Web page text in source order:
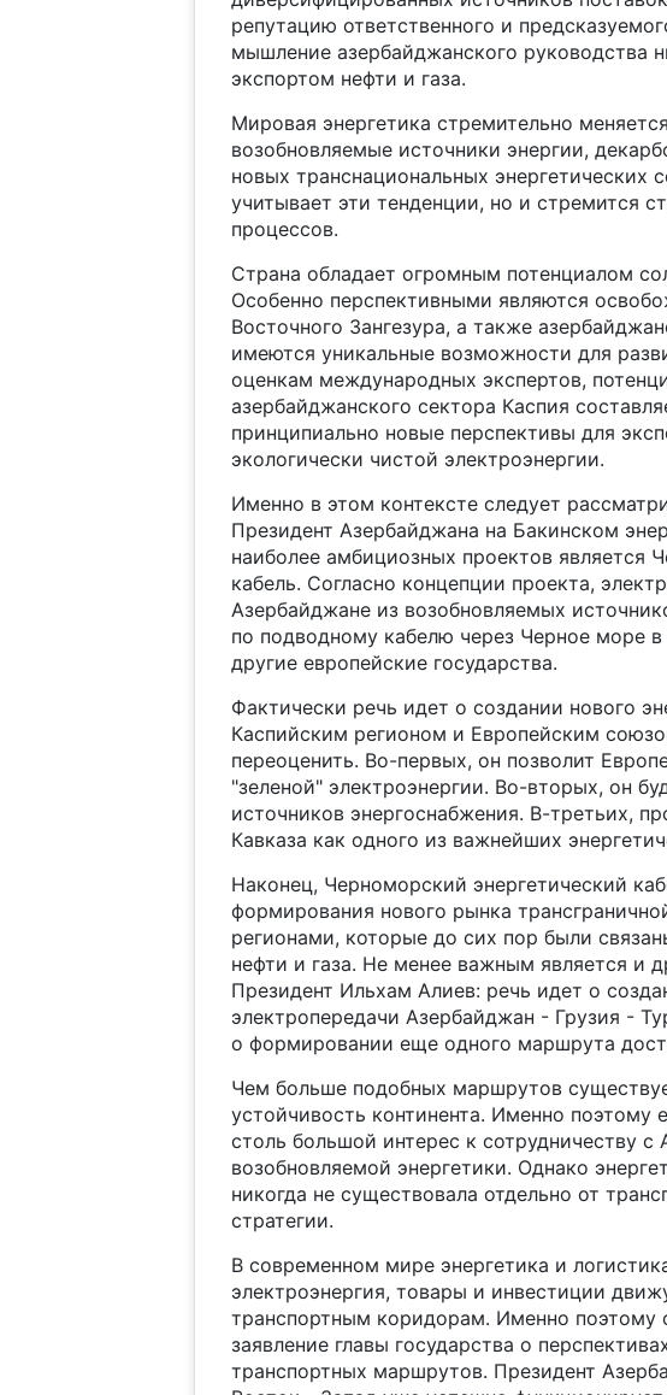
репутацию ответственного и
мышление азербайджанского руководства
экспортом нефти и газа.
Мировая энергетика стремительно
возобновляемые источники энергии,
новых транснациональных энергетических
учитывает эти тенденции, но и стремится
процессов.
Страна обладает огромным потенциалом
Особенно перспективными являются
Восточного Зангезура, а также
имеются уникальные возможности для
оценкам международных экспертов,
азербайджанского сектора Каспия
принципиально новые перспективы для
экологически чистой электроэнергии.
Именно в этом контексте следует
Президент Азербайджана на Бакинском
наиболее амбициозных проектов является
кабель. Согласно концепции проекта,
Азербайджане из возобновляемых
по подводному кабелю через Черное море
другие европейские государства.
Фактически речь идет о создании нового
Каспийским регионом и Европейским
переоценить. Во-первых, он позволит
"зеленой" электроэнергии. Во-вторых, он
источников энергоснабжения. В-третьих,
Кавказа как одного из важнейших
Наконец, Черноморский энергетический
формирования нового рынка
регионами, которые до сих пор были
нефти и газа. Не менее важным является и
Президент Ильхам Алиев: речь идет о
электропередачи Азербайджан - Грузия -
о формировании еще одного маршрута
Чем больше подобных маршрутов
устойчивость континента. Именно поэтому
столь большой интерес к сотрудничеству
возобновляемой энергетики. Однако
никогда не существовала отдельно от
стратегии.
В современном мире энергетика и
электроэнергия, товары и инвестиции
транспортным коридорам. Именно поэтому
заявление главы государства о
транспортных маршрутов. Президент